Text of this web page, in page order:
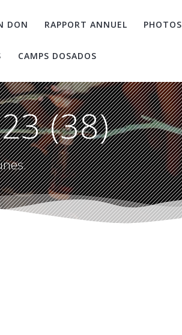
DON RAPPORT ANNUEL PHOTOS
CAMPS DOSADOS
(38)